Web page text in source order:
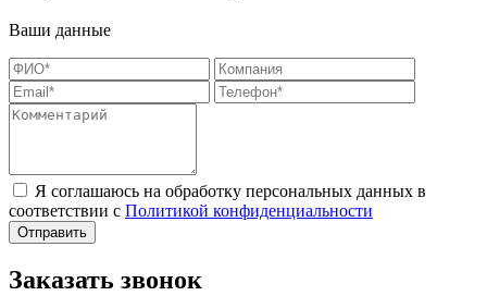
Ваши данные
Я соглашаюсь на обработку персональных данных в
соответствии с Политикой конфиденциальности
Заказать звонок